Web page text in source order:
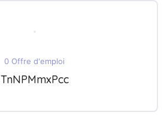
0 Offre d'emploi
TnNPMmxPcc